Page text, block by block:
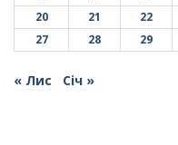
20
21 22
27
28 29
« Лис Січ »